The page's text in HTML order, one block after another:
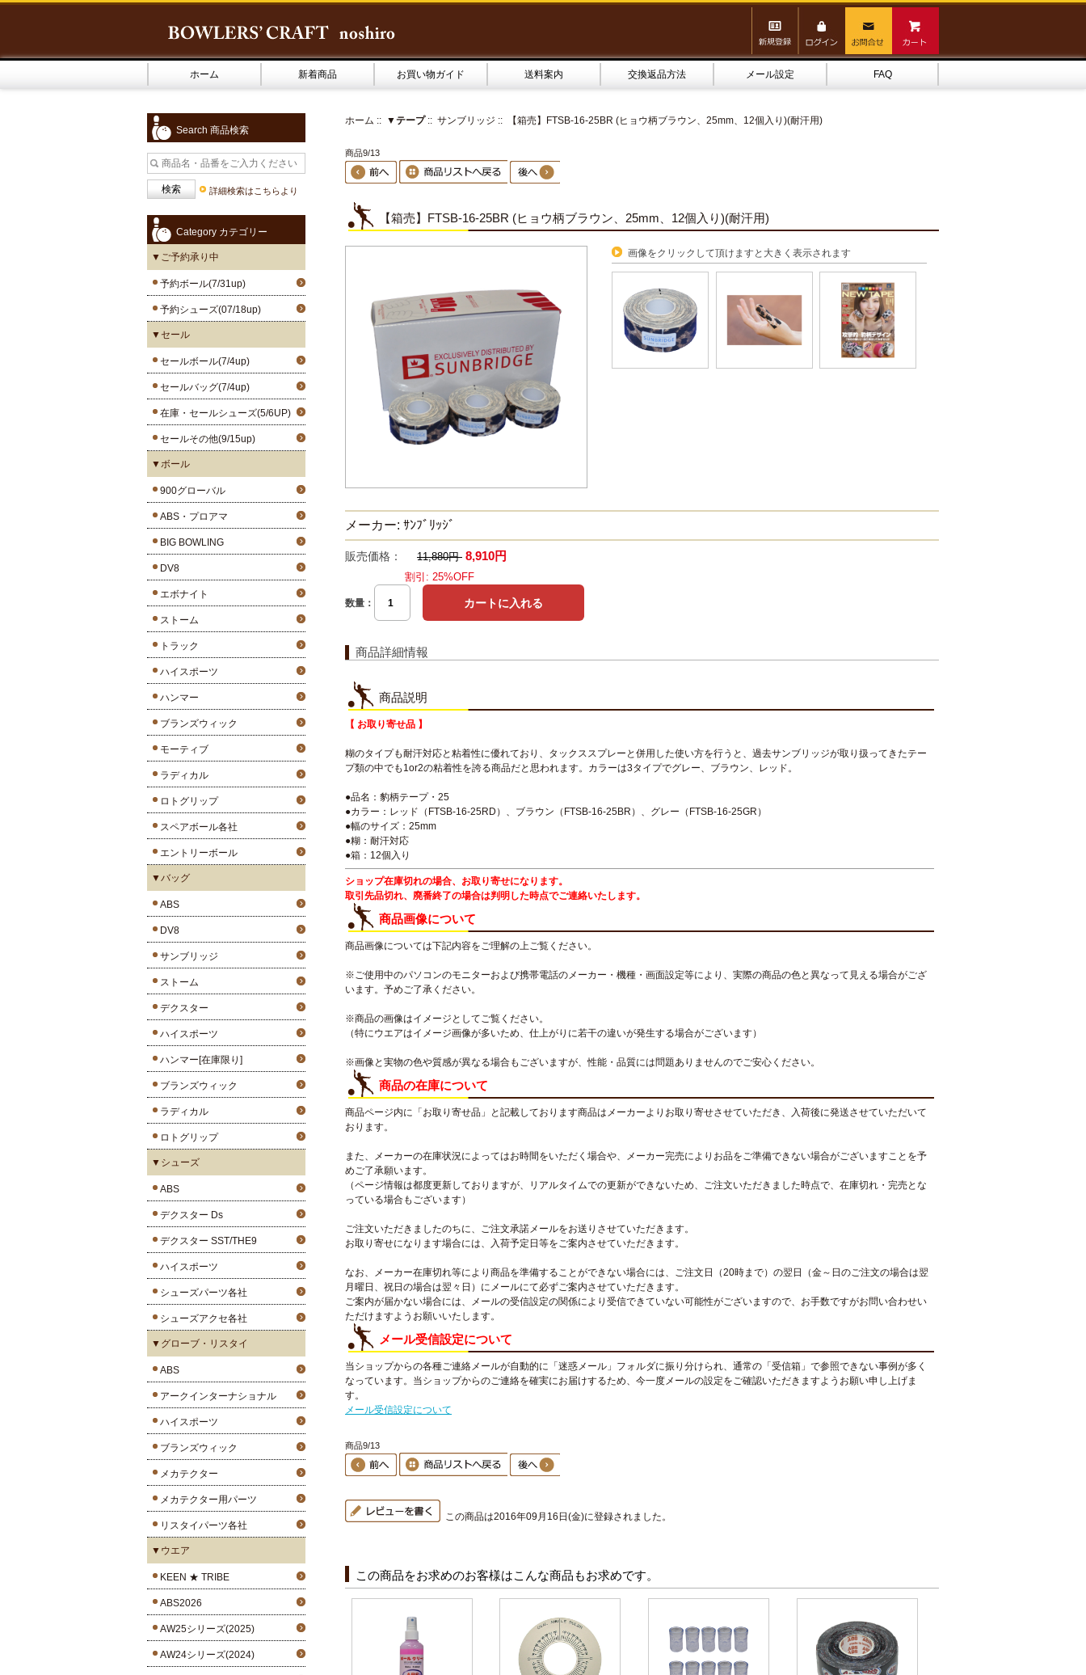
ホーム 新着商品 お買い物ガイド 送料案内 交換返品方法 メール設定 FAQ
Search 商品検索
詳細検索はこちらより
Category カテゴリー
▼ご予約承り中
予約ボール(7/31up)
予約シューズ(07/18up)
▼セール
セールボール(7/4up)
セールバッグ(7/4up)
在庫・セールシューズ(5/6UP)
セールその他(9/15up)
▼ボール
900グローバル
ABS・プロアマ
BIG BOWLING
DV8
エボナイト
ストーム
トラック
ハイスポーツ
ハンマー
ブランズウィック
モーティブ
ラディカル
ロトグリップ
スペアボール各社
エントリーボール
▼バッグ
ABS
DV8
サンブリッジ
ストーム
デクスター
ハイスポーツ
ハンマー[在庫限り]
ブランズウィック
ラディカル
ロトグリップ
▼シューズ
ABS
デクスター Ds
デクスター SST/THE9
ハイスポーツ
シューズパーツ各社
シューズアクセ各社
▼グローブ・リスタイ
ABS
アークインターナショナル
ハイスポーツ
ブランズウィック
メカテクター
メカテクター用パーツ
リスタイパーツ各社
▼ウエア
KEEN ★ TRIBE
ABS2026
AW25シリーズ(2025)
AW24シリーズ(2024)
ホーム :: ▼テープ:: サンブリッジ :: 【箱売】FTSB-16-25BR (ヒョウ柄ブラウン、25mm、12個入り)(耐汗用)
商品9/13
【箱売】FTSB-16-25BR (ヒョウ柄ブラウン、25mm、12個入り)(耐汗用)
画像をクリックして頂けますと大きく表示されます
メーカー: ｻﾝﾌﾞﾘｯｼﾞ
販売価格： 11,880円 8,910円
割引: 25%OFF
数量：
商品詳細情報
商品説明
【 お取り寄せ品 】
糊のタイプも耐汗対応と粘着性に優れており、タックススプレーと併用した使い方を行うと、過去サンブリッジが取り扱ってきたテー
プ類の中でも1or2の粘着性を誇る商品だと思われます。カラーは3タイプでグレー、ブラウン、レッド。
●品名：豹柄テープ・25
●カラー：レッド（FTSB-16-25RD）、ブラウン（FTSB-16-25BR）、グレー（FTSB-16-25GR）
●幅のサイズ：25mm
●糊：耐汗対応
●箱：12個入り
ショップ在庫切れの場合、お取り寄せになります。
取引先品切れ、廃番終了の場合は判明した時点でご連絡いたします。
商品画像について
商品画像については下記内容をご理解の上ご覧ください。
※ご使用中のパソコンのモニターおよび携帯電話のメーカー・機種・画面設定等により、実際の商品の色と異なって見える場合がござ
います。予めご了承ください。
※商品の画像はイメージとしてご覧ください。
（特にウエアはイメージ画像が多いため、仕上がりに若干の違いが発生する場合がございます）
※画像と実物の色や質感が異なる場合もございますが、性能・品質には問題ありませんのでご安心ください。
商品の在庫について
商品ページ内に「お取り寄せ品」と記載しております商品はメーカーよりお取り寄せさせていただき、入荷後に発送させていただいて
おります。
また、メーカーの在庫状況によってはお時間をいただく場合や、メーカー完売によりお品をご準備できない場合がございますことを予
めご了承願います。
（ページ情報は都度更新しておりますが、リアルタイムでの更新ができないため、ご注文いただきました時点で、在庫切れ・完売とな
っている場合もございます）
ご注文いただきましたのちに、ご注文承諾メールをお送りさせていただきます。
お取り寄せになります場合には、入荷予定日等をご案内させていただきます。
なお、メーカー在庫切れ等により商品を準備することができない場合には、ご注文日（20時まで）の翌日（金～日のご注文の場合は翌
月曜日、祝日の場合は翌々日）にメールにて必ずご案内させていただきます。
ご案内が届かない場合には、メールの受信設定の関係により受信できていない可能性がございますので、お手数ですがお問い合わせい
ただけますようお願いいたします。
メール受信設定について
当ショップからの各種ご連絡メールが自動的に「迷惑メール」フォルダに振り分けられ、通常の「受信箱」で参照できない事例が多く
なっています。当ショップからのご連絡を確実にお届けするため、今一度メールの設定をご確認いただきますようお願い申し上げま
す。
メール受信設定について
商品9/13
この商品は2016年09月16日(金)に登録されました。
この商品をお求めのお客様はこんな商品もお求めです。